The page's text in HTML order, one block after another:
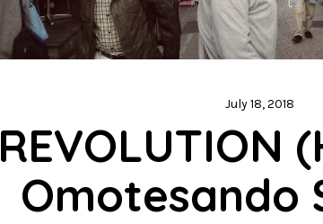
July 18, 2018
REVOLUTION
Omotesando